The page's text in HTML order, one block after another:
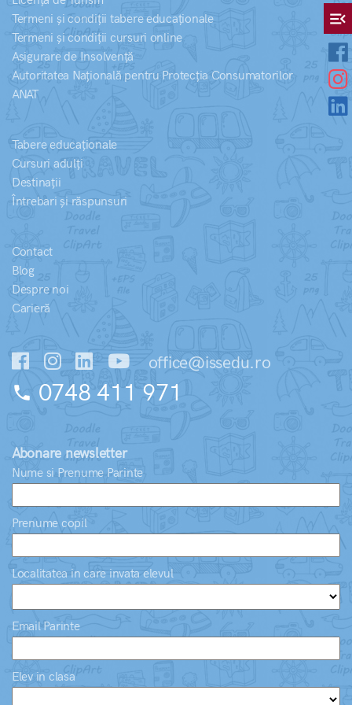
menu_open
Termeni și condiții tabere educaționale
Termeni și condiții cursuri online
Asigurare de Insolvență
Autoritatea Națională pentru Protecția Consumatorilor
ANAT
Tabere educaționale
Cursuri adulți
Destinații
Întrebari și răspunsuri
Contact
Blog
Despre noi
Carieră
office@issedu.ro
phone 0748 411 971
Abonare newsletter
Nume si Prenume Parinte
Prenume copil
Localitatea in care invata elevul
Email Parinte
Elev in clasa